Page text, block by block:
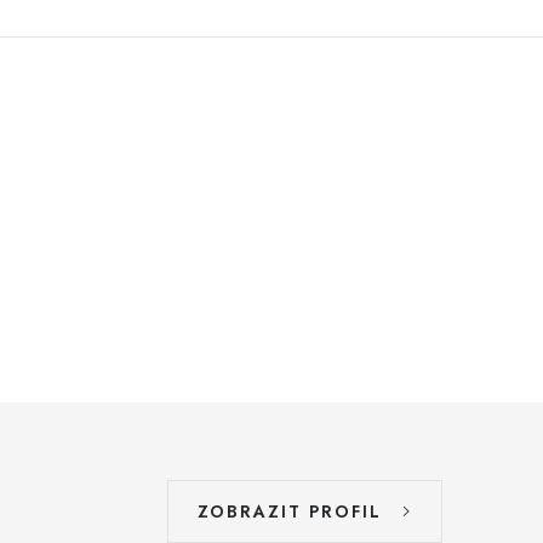
ZOBRAZIT PROFIL